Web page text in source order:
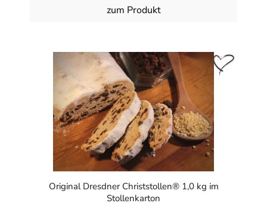
zum Produkt
Original Dresdner Christstollen® 1,0 kg im
Stollenkarton